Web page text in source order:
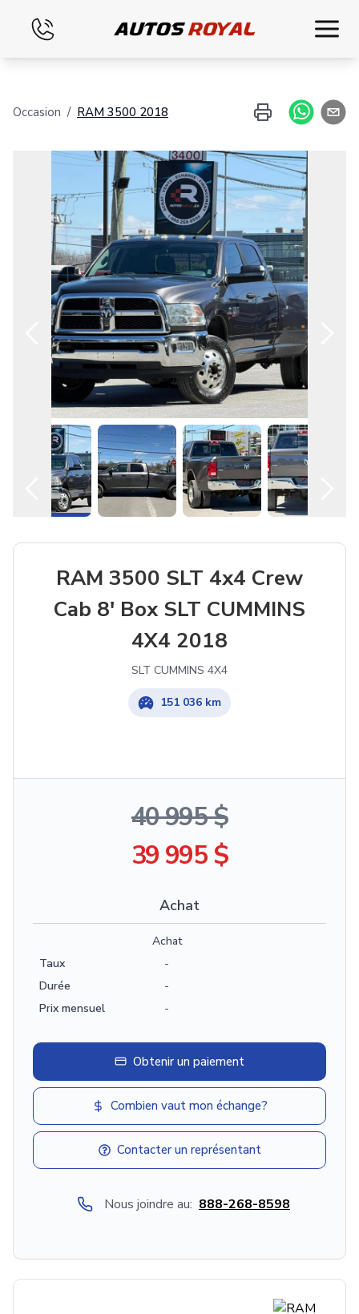
Financement
Évaluez votre échange
Nous joindre
Français
Occasion / RAM 3500 2018
RAM 3500 SLT 4x4 Crew
Cab 8' Box SLT CUMMINS
4X4 2018
SLT CUMMINS 4X4
151 036 km
40 995 $
39 995 $
Achat
Achat
Taux
-
Durée
-
Prix mensuel
-
Obtenir un paiement
Combien vaut mon échange?
Contacter un représentant
Nous joindre au: 888-268-8598